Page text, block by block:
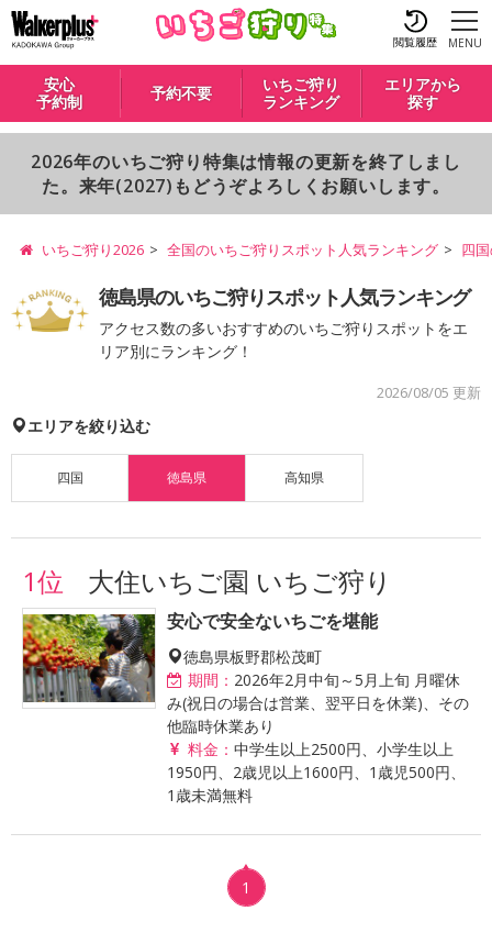
閲覧履歴 MENU
安心
予約制
予約不要
いちご狩り
ランキング
エリアから
探す
2026年のいちご狩り特集は情報の更新を終了しまし
た。来年(2027)もどうぞよろしくお願いします。
いちご狩り2026 全国のいちご狩りスポット人気ランキング 四
徳島県のいちご狩りスポット人気ランキング
アクセス数の多いおすすめのいちご狩りスポットをエ
リア別にランキング！
2026/08/05 更新
エリアを絞り込む
四国 徳島県 高知県
1位 大住いちご園 いちご狩り
安心で安全ないちごを堪能
徳島県板野郡松茂町
期間： 2026年2月中旬～5月上旬 月曜休
み(祝日の場合は営業、翌平日を休業)、その
他臨時休業あり
料金： 中学生以上2500円、小学生以上
1950円、2歳児以上1600円、1歳児500円、
1歳未満無料
1